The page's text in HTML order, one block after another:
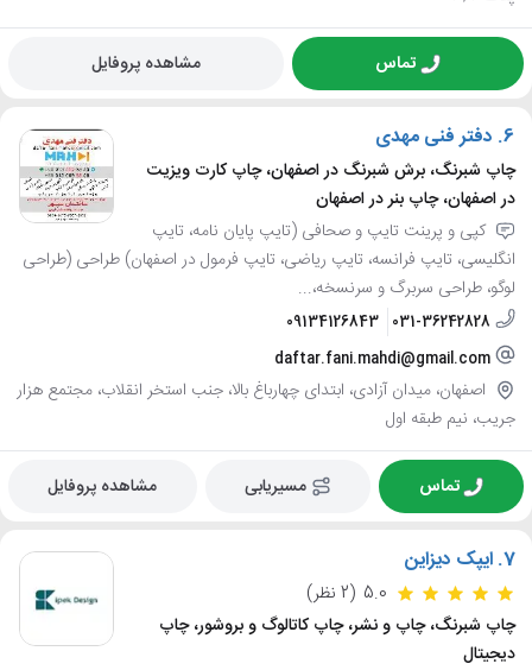
تماس مشاهده پروفایل
6. دفتر فنی مهدی
چاپ شبرنگ، برش شبرنگ در اصفهان، چاپ کارت ویزیت
در اصفهان، چاپ بنر در اصفهان
کپی و پرینت تایپ و صحافی (تایپ پایان نامه، تایپ
انگلیسی، تایپ فرانسه، تایپ ریاضی، تایپ فرمول در اصفهان) طراحی (طراحی
لوگو، طراحی سربرگ و سرنسخه،...
031-36242828
09134126843
daftar.fani.mahdi@gmail.com
اصفهان، میدان آزادی، ابتدای چهارباغ بالا، جنب استخر انقلاب، مجتمع هزار
جریب، نیم طبقه اول
تماس مسیریابی مشاهده پروفایل
7. ایپک دیزاین
5.0 (2 نظر)
چاپ شبرنگ، چاپ و نشر، چاپ کاتالوگ و بروشور، چاپ
دیجیتال